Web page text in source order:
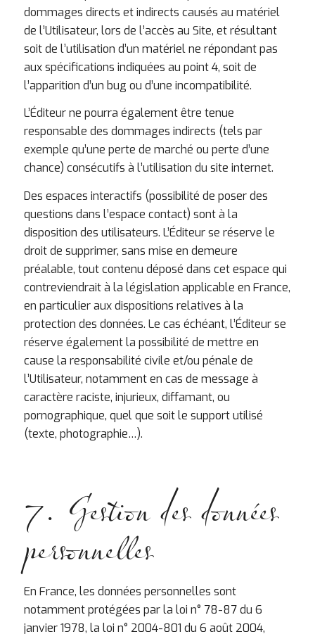
dommages directs et indirects causés au matériel
de l’Utilisateur, lors de l’accès au Site, et résultant
soit de l’utilisation d’un matériel ne répondant pas
aux spécifications indiquées au point 4, soit de
l’apparition d’un bug ou d’une incompatibilité.
L’Éditeur ne pourra également être tenue
responsable des dommages indirects (tels par
exemple qu’une perte de marché ou perte d’une
chance) consécutifs à l’utilisation du site internet.
Des espaces interactifs (possibilité de poser des
questions dans l’espace contact) sont à la
disposition des utilisateurs. L’Éditeur se réserve le
droit de supprimer, sans mise en demeure
préalable, tout contenu déposé dans cet espace qui
contreviendrait à la législation applicable en France,
en particulier aux dispositions relatives à la
protection des données. Le cas échéant, l’Éditeur se
réserve également la possibilité de mettre en
cause la responsabilité civile et/ou pénale de
l’Utilisateur, notamment en cas de message à
caractère raciste, injurieux, diffamant, ou
pornographique, quel que soit le support utilisé
(texte, photographie…).
7. Gestion des données
personnelles
En France, les données personnelles sont
notamment protégées par la loi n° 78-87 du 6
janvier 1978, la loi n° 2004-801 du 6 août 2004,